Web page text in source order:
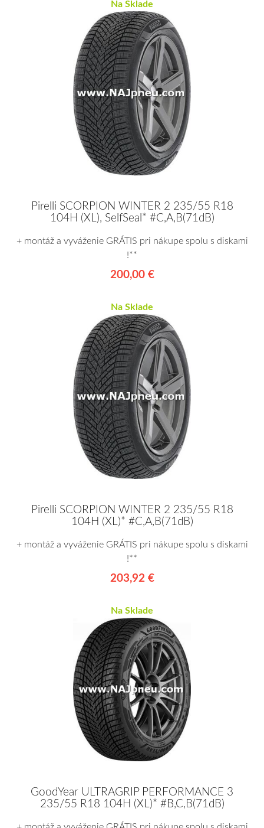
Na Sklade
Pirelli SCORPION WINTER 2 235/55 R18
104H (XL), SelfSeal* #C,A,B(71dB)
+ montáž a vyváženie GRÁTIS pri nákupe spolu s diskami
!**
200,00 €
Na Sklade
Pirelli SCORPION WINTER 2 235/55 R18
104H (XL)* #C,A,B(71dB)
+ montáž a vyváženie GRÁTIS pri nákupe spolu s diskami
!**
203,92 €
Na Sklade
GoodYear ULTRAGRIP PERFORMANCE 3
235/55 R18 104H (XL)* #B,C,B(71dB)